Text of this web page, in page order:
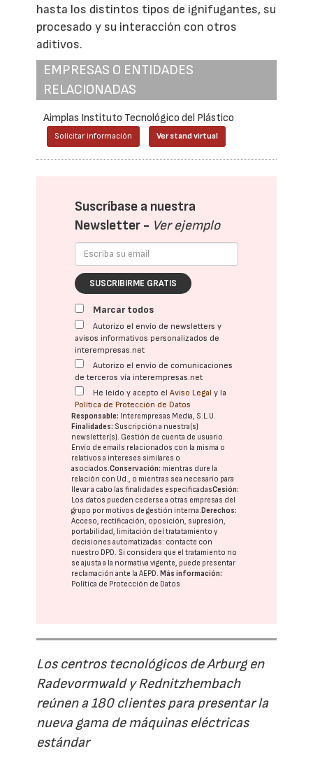
hasta los distintos tipos de ignifugantes, su
procesado y su interacción con otros
aditivos.
EMPRESAS O ENTIDADES
RELACIONADAS
Aimplas Instituto Tecnológico del Plástico
Solicitar información Ver stand virtual
Suscríbase a nuestra
Newsletter - Ver ejemplo
SUSCRIBIRME GRATIS
Marcar todos
Autorizo el envío de newsletters y
avisos informativos personalizados de
interempresas.net
Autorizo el envío de comunicaciones
de terceros vía interempresas.net
He leído y acepto elAviso Legal y la
Política de Protección de Datos
Responsable: Interempresas Media, S.L.U.
Finalidades: Suscripción a nuestra(s)
newsletter(s). Gestión de cuenta de usuario.
Envío de emails relacionados con la misma o
relativos a intereses similares o
asociados.Conservación: mientras dure la
relación con Ud., o mientras sea necesario para
llevar a cabo las finalidades especificadasCesión:
Los datos pueden cederse a otras empresas del
grupo por motivos de gestión interna.Derechos:
Acceso, rectificación, oposición, supresión,
portabilidad, limitación del tratatamiento y
decisiones automatizadas: contacte con
nuestro DPD. Si considera que el tratamiento no
se ajusta a la normativa vigente, puede presentar
reclamación ante laAEPD.Más información:
Política de Protección de Datos
Los centros tecnológicos de Arburg en
Radevormwald y Rednitzhembach
reúnen a 180 clientes para presentar la
nueva gama de máquinas eléctricas
estándar